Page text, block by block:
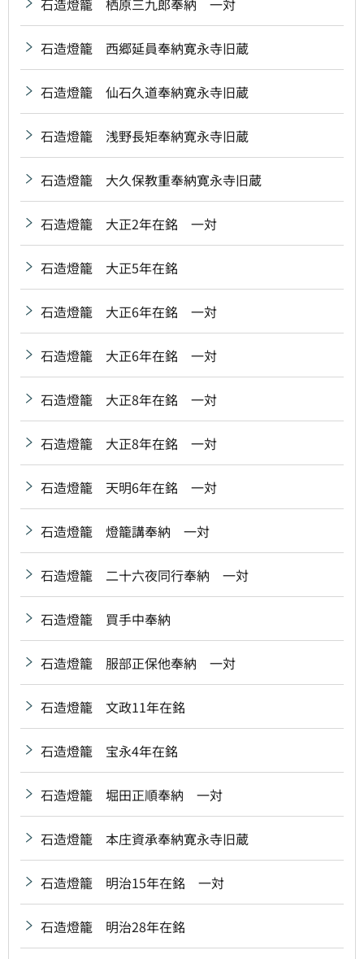
石造燈籠 栖原三九郎奉納 一対
石造燈籠 西郷延員奉納寛永寺旧蔵
石造燈籠 仙石久道奉納寛永寺旧蔵
石造燈籠 浅野長矩奉納寛永寺旧蔵
石造燈籠 大久保教重奉納寛永寺旧蔵
石造燈籠 大正2年在銘 一対
石造燈籠 大正5年在銘
石造燈籠 大正6年在銘 一対
石造燈籠 大正6年在銘 一対
石造燈籠 大正8年在銘 一対
石造燈籠 大正8年在銘 一対
石造燈籠 天明6年在銘 一対
石造燈籠 燈籠講奉納 一対
石造燈籠 二十六夜同行奉納 一対
石造燈籠 買手中奉納
石造燈籠 服部正保他奉納 一対
石造燈籠 文政11年在銘
石造燈籠 宝永4年在銘
石造燈籠 堀田正順奉納 一対
石造燈籠 本庄資承奉納寛永寺旧蔵
石造燈籠 明治15年在銘 一対
石造燈籠 明治28年在銘